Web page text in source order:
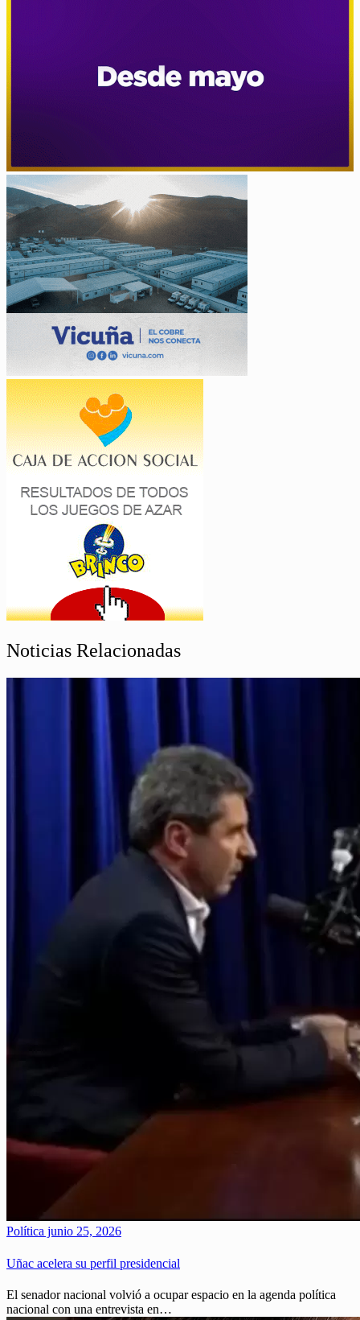
Noticias Relacionadas
Política junio 25, 2026
Uñac acelera su perfil presidencial
El senador nacional volvió a ocupar espacio en la agenda política
nacional con una entrevista en…